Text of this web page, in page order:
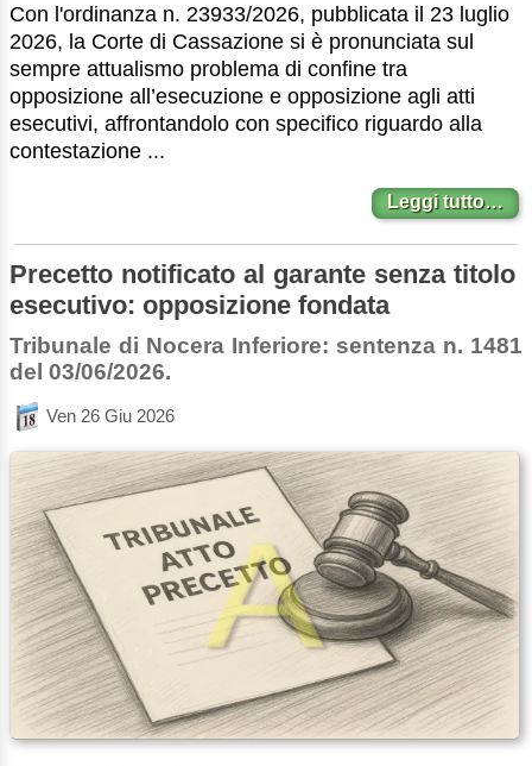
Con l'ordinanza n. 23933/2026, pubblicata il 23 luglio
2026, la Corte di Cassazione si è pronunciata sul
sempre attualismo problema di confine tra
opposizione all’esecuzione e opposizione agli atti
esecutivi, affrontandolo con specifico riguardo alla
contestazione ...
Leggi tutto…
Precetto notificato al garante senza titolo
esecutivo: opposizione fondata
Tribunale di Nocera Inferiore: sentenza n. 1481
del 03/06/2026.
Ven 26 Giu 2026